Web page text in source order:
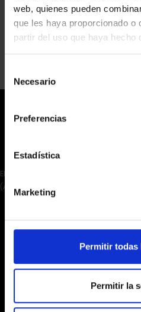
web, quienes pueden
que les haya proporcionado o
partir del uso que haya hecho
Necesario
Preferencias
Estadística
Marketing
Permitir todas
Permitir la
EDIF. VALMESA. URBANIZACIÓN BARRINA
(ALICANTE)